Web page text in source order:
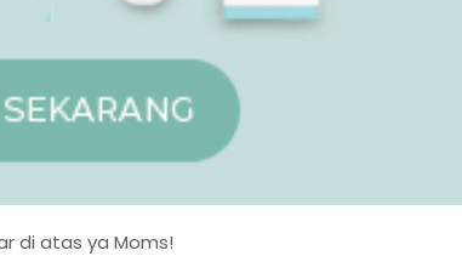
di atas ya Moms!